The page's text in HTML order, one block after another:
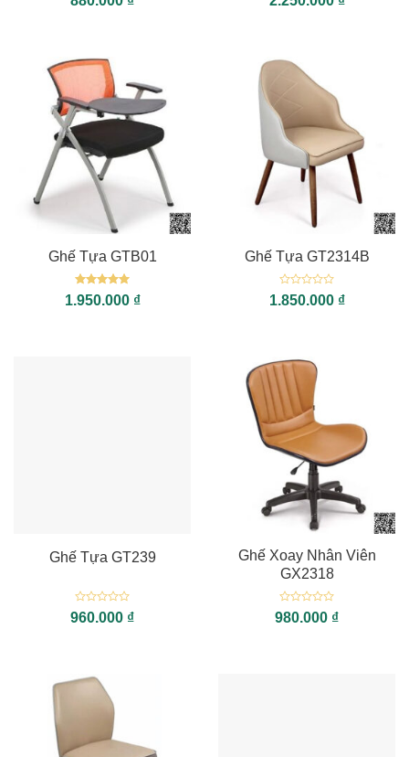
xếp
xếp
Ghế Tựa GTB01
Được xếp
hạng55
1.950.000 ₫
Ghế Tựa GT2314B
Được
xếp
1.850.000 ₫
Ghế Tựa GT239
Được
xếp
960.000 ₫
Ghế Xoay Nhân Viên
GX2318
Được
xếp
980.000 ₫